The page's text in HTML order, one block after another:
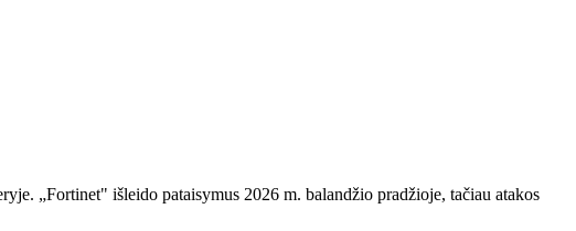
„Fortinet" išleido pataisymus 2026 m. balandžio pradžioje, tačiau atakos